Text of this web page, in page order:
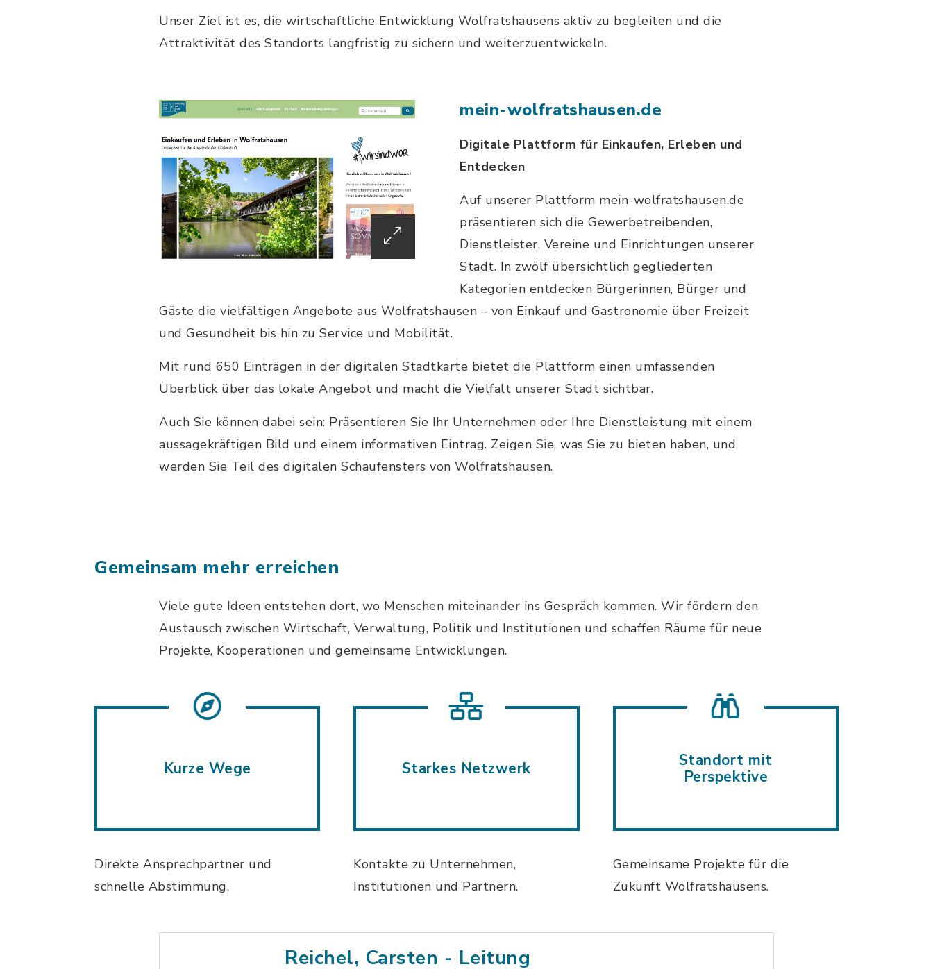
Unser Ziel ist es, die wirtschaftliche Entwicklung Wolfratshausens aktiv zu begleiten und die
Attraktivität des Standorts langfristig zu sichern und weiterzuentwickeln.
mein-wolfratshausen.de
Digitale Plattform für Einkaufen, Erleben und
Entdecken
Auf unserer Plattform mein-wolfratshausen.de
präsentieren sich die Gewerbetreibenden,
Dienstleister, Vereine und Einrichtungen unserer
Stadt. In zwölf übersichtlich gegliederten
Kategorien entdecken Bürgerinnen, Bürger und
Gäste die vielfältigen Angebote aus Wolfratshausen – von Einkauf und Gastronomie über Freizeit
und Gesundheit bis hin zu Service und Mobilität.
Mit rund 650 Einträgen in der digitalen Stadtkarte bietet die Plattform einen umfassenden
Überblick über das lokale Angebot und macht die Vielfalt unserer Stadt sichtbar.
Auch Sie können dabei sein: Präsentieren Sie Ihr Unternehmen oder Ihre Dienstleistung mit einem
aussagekräftigen Bild und einem informativen Eintrag. Zeigen Sie, was Sie zu bieten haben, und
werden Sie Teil des digitalen Schaufensters von Wolfratshausen.
Gemeinsam mehr erreichen
Viele gute Ideen entstehen dort, wo Menschen miteinander ins Gespräch kommen. Wir fördern den
Austausch zwischen Wirtschaft, Verwaltung, Politik und Institutionen und schaffen Räume für neue
Projekte, Kooperationen und gemeinsame Entwicklungen.
Kurze Wege
Direkte Ansprechpartner und
schnelle Abstimmung.
Starkes Netzwerk
Kontakte zu Unternehmen,
Institutionen und Partnern.
Standort mit
Perspektive
Gemeinsame Projekte für die
Zukunft Wolfratshausens.
Reichel, Carsten - Leitung